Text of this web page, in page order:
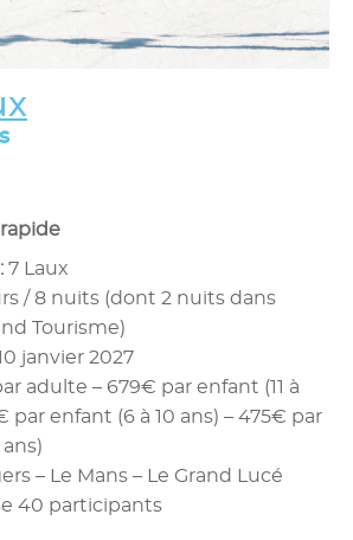
7 Laux
/ 8 nuits (dont 2 nuits dans
Tourisme)
janvier 2027
adulte – 679€ par enfant (11 à
par enfant (6 à 10 ans) – 475€ par
– Le Mans – Le Grand Lucé
40 participants